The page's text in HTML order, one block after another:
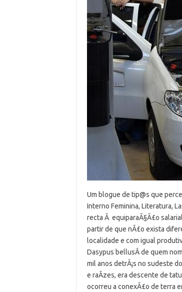
Um blogue de tip@s que
Interno Feminina, Literatura,
recta Ã equiparaÃ§Ã£o
partir de que nÃ£o exista
localidade e com igual
Dasypus bellusÂ de quem
mil anos detrÃ¡s no sudeste
e raÃ­zes, era descente de
ocorreu a conexÃ£o de terra